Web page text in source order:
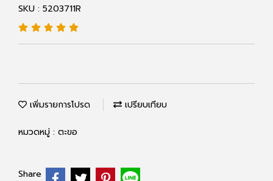
SKU : 5203711R
เพิ่มรายการโปรด เปรียบเทียบ
หมวดหมู่ : ตะขอ
Share